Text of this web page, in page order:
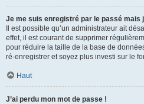
Je me suis enregistré par le passé mais
Il est possible qu’un administrateur ait
effet, il est courant de supprimer
pour réduire la taille de la base de
ré-enregistrer et soyez plus investi sur le
Haut
J’ai perdu mon mot de passe !